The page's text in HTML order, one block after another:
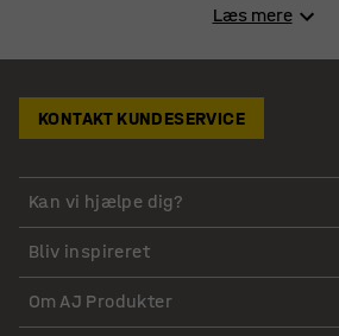
Vores butiksreoler er designet med
modeller, der let kan kombineres og
layout. Flere af vores reoler kan
og får præsenteret dine varer
nemt at om rokere og skabe et
butiksområde for kunderne.
Mange af vores butiksreoler er
materialer, såsom metal, som kan
Læs mere
KONTAKT KUNDESERVICE
Kan vi hjælpe dig?
Bliv inspireret
Om AJ Produkter